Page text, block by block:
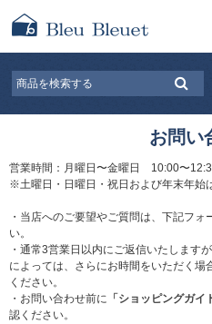
お問い
営業時間：月曜日〜金曜日 10:00〜
※土曜日・日曜日・祝日および年末年始
・当店へのご要望やご質問は、下記フ
い。
・通常3営業日以内にご返信いたします
によっては、さらにお時間をいただく
ください。
・お問い合わせ前に 「ショッピングガイ
認ください。